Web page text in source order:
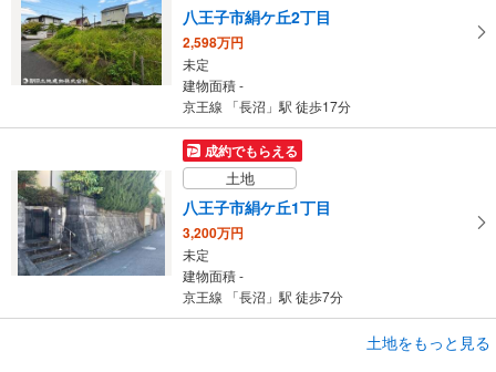
八王子市絹ケ丘2丁目
2,598万円
未定
建物面積 -
京王線 「長沼」駅 徒歩17分
成約でもらえる
土地
八王子市絹ケ丘1丁目
3,200万円
未定
建物面積 -
京王線 「長沼」駅 徒歩7分
土地をもっと見る